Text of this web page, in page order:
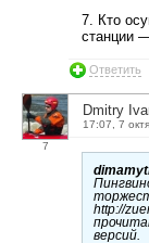
7. Кто
станции
Ответить
7
Dmitry
17:07, 7
http://
версий.